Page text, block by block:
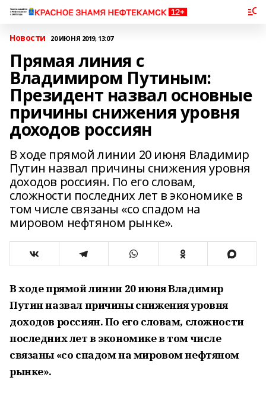
Новости 20 ИЮНЯ 2019, 13:07
Прямая линия с
Владимиром Путиным:
Президент назвал основные
причины снижения уровня
доходов россиян
В ходе прямой линии 20 июня Владимир
Путин назвал причины снижения уровня
доходов россиян. По его словам,
сложности последних лет в экономике в
том числе связаны «со спадом на
мировом нефтяном рынке».
В ходе прямой линии 20 июня Владимир
Путин назвал причины снижения уровня
доходов россиян. По его словам, сложности
последних лет в экономике в том числе
связаны «со спадом на мировом нефтяном
рынке».